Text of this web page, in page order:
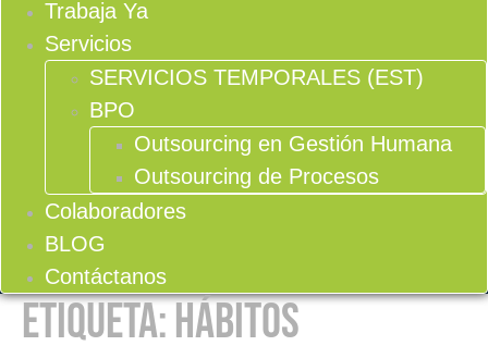
Trabaja Ya
Servicios
SERVICIOS TEMPORALES (EST)
BPO
Outsourcing en Gestión Humana
Outsourcing de Procesos
Colaboradores
BLOG
Contáctanos
Etiqueta:hábitos